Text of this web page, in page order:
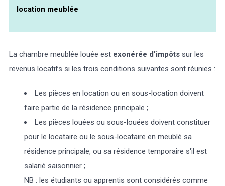
location meublée
La chambre meublée louée est exonérée d’impôts sur les
revenus locatifs si les trois conditions suivantes sont réunies :
Les pièces en location ou en sous-location doivent
faire partie de la résidence principale ;
Les pièces louées ou sous-louées doivent constituer
pour le locataire ou le sous-locataire en meublé sa
résidence principale, ou sa résidence temporaire s'il est
salarié saisonnier ;
NB : les étudiants ou apprentis sont considérés comme